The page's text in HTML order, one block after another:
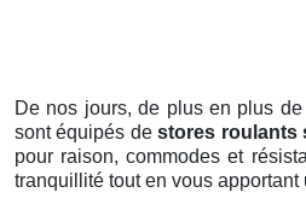
De nos jours, de plus en plus
sont équipés destores roulants
pour raison, commodes et
tranquillité tout en vous apportant